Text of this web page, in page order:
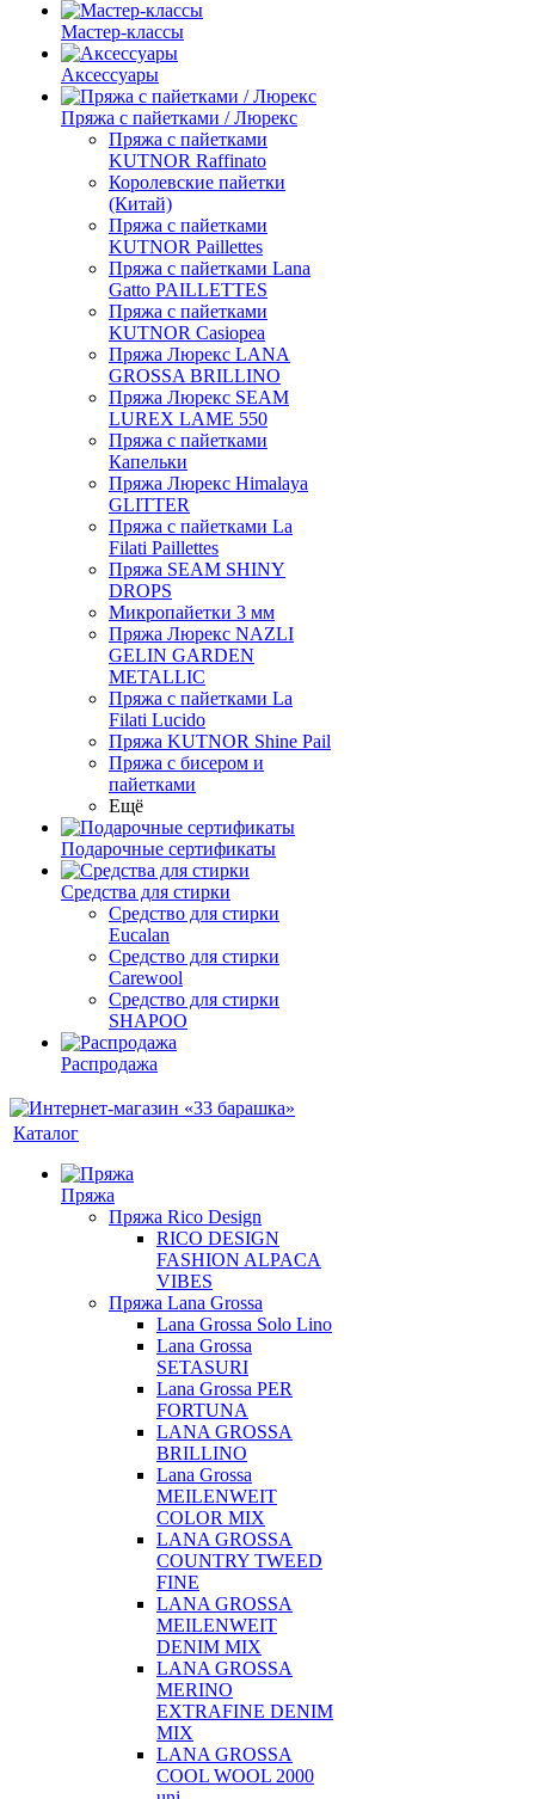
Мастер-классы
Аксессуары
Пряжа с пайетками / Люрекс
Пряжа с пайетками
KUTNOR Raffinato
Королевские пайетки
(Китай)
Пряжа с пайетками
KUTNOR Paillettes
Пряжа с пайетками Lana
Gatto PAILLETTES
Пряжа с пайетками
KUTNOR Casiopea
Пряжа Люрекс LANA
GROSSA BRILLINO
Пряжа Люрекс SEAM
LUREX LAME 550
Пряжа с пайетками
Капельки
Пряжа Люрекс Himalaya
GLITTER
Пряжа с пайетками La
Filati Paillettes
Пряжа SEAM SHINY
DROPS
Микропайетки 3 мм
Пряжа Люрекс NAZLI
GELIN GARDEN
METALLIC
Пряжа с пайетками La
Filati Lucido
Пряжа KUTNOR Shine Pail
Пряжа с бисером и
пайетками
Ещё
Подарочные сертификаты
Средства для стирки
Средство для стирки
Eucalan
Средство для стирки
Carewool
Средство для стирки
SHAPOO
Распродажа
Каталог
Пряжа
Пряжа Rico Design
RICO DESIGN
FASHION ALPACA
VIBES
Пряжа Lana Grossa
Lana Grossa Solo Lino
Lana Grossa
SETASURI
Lana Grossa PER
FORTUNA
LANA GROSSA
BRILLINO
Lana Grossa
MEILENWEIT
COLOR MIX
LANA GROSSA
COUNTRY TWEED
FINE
LANA GROSSA
MEILENWEIT
DENIM MIX
LANA GROSSA
MERINO
EXTRAFINE DENIM
MIX
LANA GROSSA
COOL WOOL 2000